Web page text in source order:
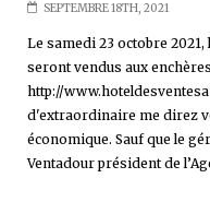
SEPTEMBRE 18TH, 2021
Le samedi 23 octobre 2021,
seront vendus aux
http://
d'extraordinaire me direz
économique. Sauf que le
Ventadour président de